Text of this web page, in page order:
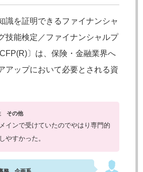
識を証明できるファイナンシャ
技能検定／ファイナンシャルプ
〕は、保険・金融業界へ
アップにおいて必要とされる資
その他
インで受けていたのでやはり専門的
やすかった。